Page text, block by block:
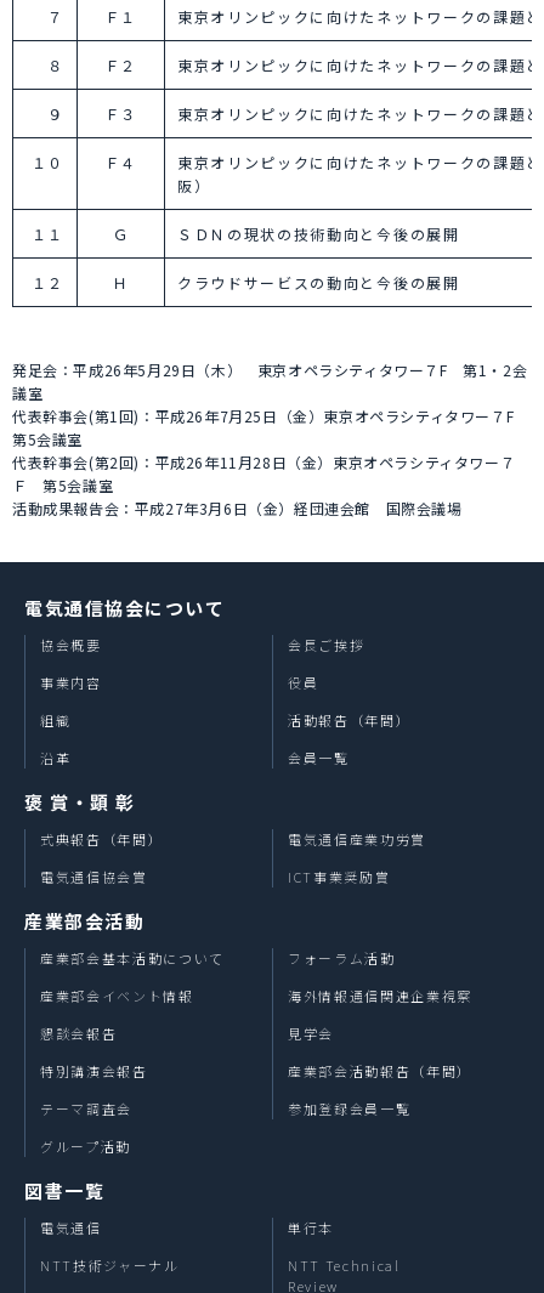
７ Ｆ１ 東京オリンピックに向けたネットワークの課題
８ Ｆ２ 東京オリンピックに向けたネットワークの課題
９ Ｆ３ 東京オリンピックに向けたネットワークの課題
１０ Ｆ４
東京オリンピックに向けたネットワークの課題
阪）
１１ Ｇ ＳＤＮの現状の技術動向と今後の展開
１２ Ｈ クラウドサービスの動向と今後の展開
発足会：平成26年5月29日（木） 東京オペラシティタワー７F 第1・2会
議室
代表幹事会(第1回)：平成26年7月25日（金）東京オペラシティタワー７F
第5会議室
代表幹事会(第2回)：平成26年11月28日（金）東京オペラシティタワー７
Ｆ 第5会議室
活動成果報告会：平成27年3月6日（金）経団連会館 国際会議場
電気通信協会について
協会概要
事業内容
組織
沿革
会長ご挨拶
役員
活動報告（年間）
会員一覧
褒 賞・顕 彰
式典報告（年間）
電気通信協会賞
電気通信産業功労賞
ICT事業奨励賞
産業部会活動
産業部会基本活動について
産業部会イベント情報
懇談会報告
特別講演会報告
テーマ調査会
グループ活動
フォーラム活動
海外情報通信関連企業視察
見学会
産業部会活動報告（年間）
参加登録会員一覧
図書一覧
電気通信
NTT技術ジャーナル
単行本
NTT Technical
Review